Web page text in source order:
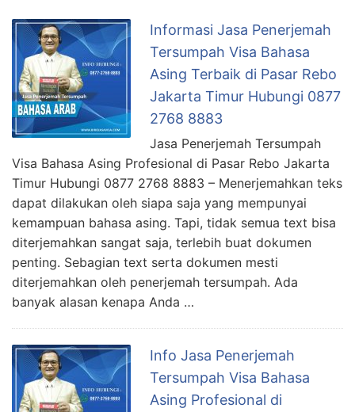
Informasi Jasa Penerjemah
Tersumpah Visa Bahasa
Asing Terbaik di Pasar Rebo
Jakarta Timur Hubungi 0877
2768 8883
Jasa Penerjemah Tersumpah
Visa Bahasa Asing Profesional di Pasar Rebo Jakarta
Timur Hubungi 0877 2768 8883 – Menerjemahkan teks
dapat dilakukan oleh siapa saja yang mempunyai
kemampuan bahasa asing. Tapi, tidak semua text bisa
diterjemahkan sangat saja, terlebih buat dokumen
penting. Sebagian text serta dokumen mesti
diterjemahkan oleh penerjemah tersumpah. Ada
banyak alasan kenapa Anda …
Info Jasa Penerjemah
Tersumpah Visa Bahasa
Asing Profesional di